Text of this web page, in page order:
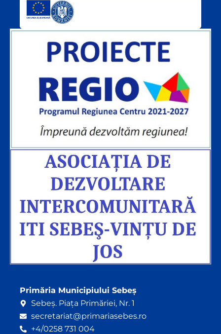
k
e
Primăria Municipiului Sebeș
Sebeș. Piața Primăriei, Nr. 1
secretariat@primariasebes.ro
+4/0258 731 004